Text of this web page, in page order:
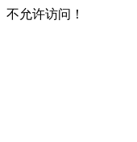
不允许访问！